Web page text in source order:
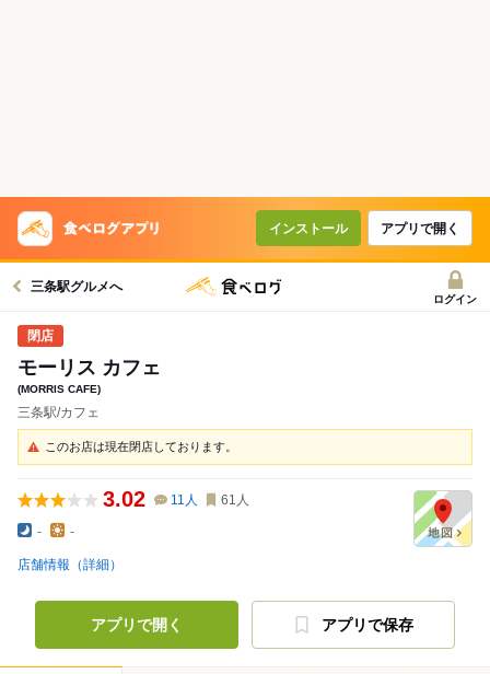
インストール アプリで開く
三条駅グルメへ
ログイン
モーリス カフェ
(MORRIS CAFE)
三条駅/カフェ
このお店は現在閉店しております。
3.02 11 人 61 人
- -
店舗情報（詳細）
アプリで開く アプリで保存